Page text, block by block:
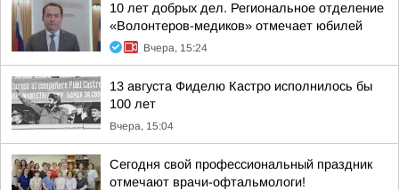
10 лет добрых дел. Региональное отделение
«Волонтеров-медиков» отмечает юбилей
Вчера, 15:24
13 августа Фиделю Кастро исполнилось бы
100 лет
Вчера, 15:04
Сегодня свой профессиональный праздник
отмечают врачи-офтальмологи!